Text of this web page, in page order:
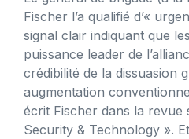
Fischer l’a qualifié d’«
signal clair indiquant que
puissance leader de
crédibilité de la dissuasion
augmentation
écrit Fischer dans la revue
Security & Technology ».